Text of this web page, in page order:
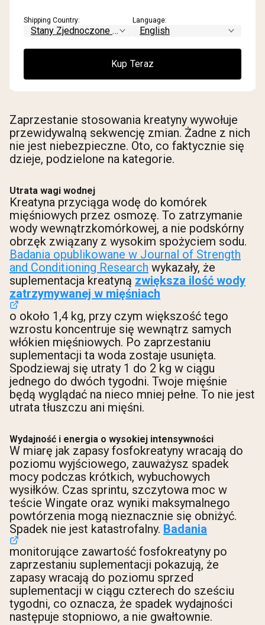
Zaprzestanie stosowania kreatyny wywołuje
przewidywalną sekwencję zmian. Żadne z nich
nie jest niebezpieczne. Oto, co faktycznie się
dzieje, podzielone na kategorie.
Utrata wagi wodnej
Kreatyna przyciąga wodę do komórek
mięśniowych przez osmozę. To zatrzymanie
wody wewnątrzkomórkowej, a nie podskórny
obrzęk związany z wysokim spożyciem sodu.
Badania opublikowane w Journal of Strength
and Conditioning Research wykazały, że
suplementacja kreatyną zwiększa ilość wody
zatrzymywanej w mięśniach
o około 1,4 kg, przy czym większość tego
wzrostu koncentruje się wewnątrz samych
włókien mięśniowych. Po zaprzestaniu
suplementacji ta woda zostaje usunięta.
Spodziewaj się utraty 1 do 2 kg w ciągu
jednego do dwóch tygodni. Twoje mięśnie
będą wyglądać na nieco mniej pełne. To nie jest
utrata tłuszczu ani mięśni.
Wydajność i energia o wysokiej intensywności
W miarę jak zapasy fosfokreatyny wracają do
poziomu wyjściowego, zauważysz spadek
mocy podczas krótkich, wybuchowych
wysiłków. Czas sprintu, szczytowa moc w
teście Wingate oraz wyniki maksymalnego
powtórzenia mogą nieznacznie się obniżyć.
Spadek nie jest katastrofalny. Badania
monitorujące zawartość fosfokreatyny po
zaprzestaniu suplementacji pokazują, że
zapasy wracają do poziomu sprzed
suplementacji w ciągu czterech do sześciu
tygodni, co oznacza, że spadek wydajności
następuje stopniowo, a nie gwałtownie.
Shipping Country: Language:
Kup Teraz